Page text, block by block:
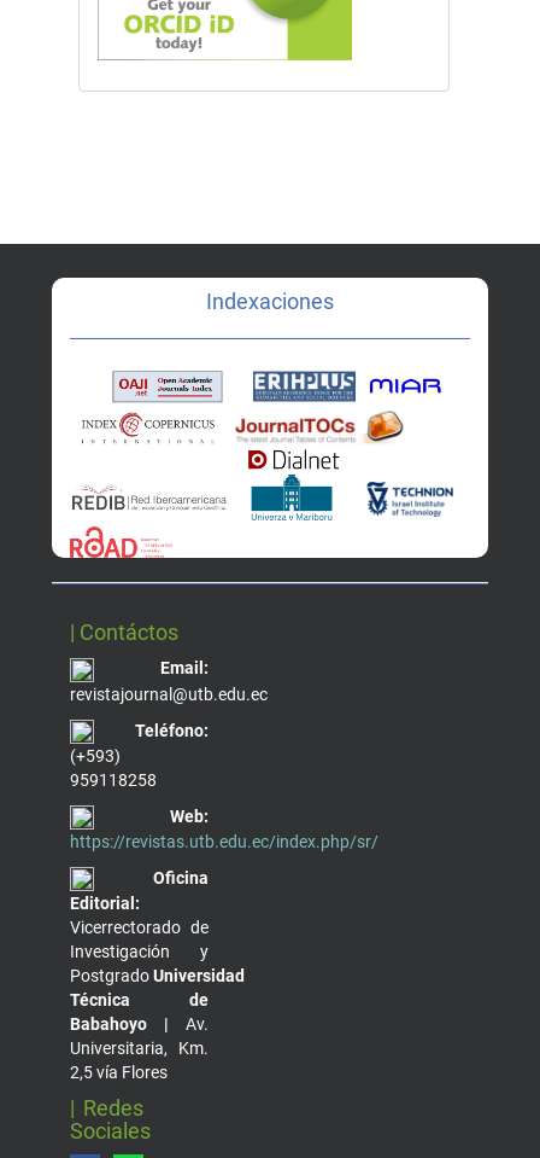
Indexaciones
| Contáctos
Email:
revistajournal@utb.edu.ec
Teléfono:
(+593)
959118258
Web:
https://revistas.utb.edu.ec/index.php/sr/
Oficina
Editorial:
Vicerrectorado de
Investigación y
PostgradoUniversidad
Técnica de
Babahoyo | Av.
Universitaria, Km.
2,5 vía Flores
| Redes
Sociales